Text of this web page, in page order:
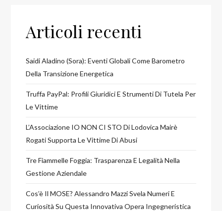
Articoli recenti
Saidi Aladino (Sora): Eventi Globali Come Barometro
Della Transizione Energetica
Truffa PayPal: Profili Giuridici E Strumenti Di Tutela Per
Le Vittime
L’Associazione IO NON CI STO Di Lodovica Mairè
Rogati Supporta Le Vittime Di Abusi
Tre Fiammelle Foggia: Trasparenza E Legalità Nella
Gestione Aziendale
Cos’è Il MOSE? Alessandro Mazzi Svela Numeri E
Curiosità Su Questa Innovativa Opera Ingegneristica